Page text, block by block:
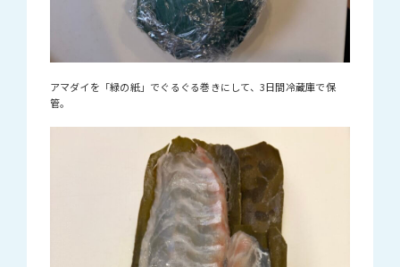
アマダイを「緑の紙」でぐるぐる巻きにして、3日間冷蔵庫で保
管。